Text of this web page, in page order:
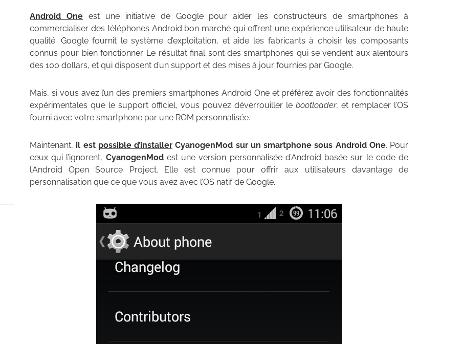
Android Oneest une initiative de Google pour aider les constructeurs de smartphones à
commercialiser des téléphones Android bon marché qui offrent une expérience utilisateur de haute
qualité. Google fournit le système d’exploitation, et aide les fabricants à choisir les composants
connus pour bien fonctionner. Le résultat final sont des smartphones qui se vendent aux alentours
des 100 dollars, et qui disposent d’un support et des mises à jour fournies par Google.
Mais, si vous avez l’un des premiers smartphones Android One et préférez avoir des fonctionnalités
expérimentales que le support officiel, vous pouvez déverrouiller le bootloader, et remplacer l’OS
fourni avec votre smartphone par une ROM personnalisée.
Maintenant, il est possible d’installer CyanogenMod sur un smartphone sous Android One. Pour
ceux qui l’ignorent, CyanogenModest une version personnalisée d’Android basée sur le code de
l’Android Open Source Project. Elle est connue pour offrir aux utilisateurs davantage de
personnalisation que ce que vous avez avec l’OS natif de Google.